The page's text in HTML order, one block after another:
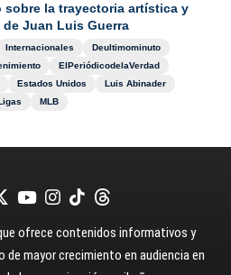
sobre la trayectoria artística y
Juan Luis Guerra
Internacionales
Deultimominuto
ElPeriódicodelaVerdad
Estados Unidos
Luis Abinader
MLB
ofrece contenidos informativos y
mayor crecimiento en audiencia en